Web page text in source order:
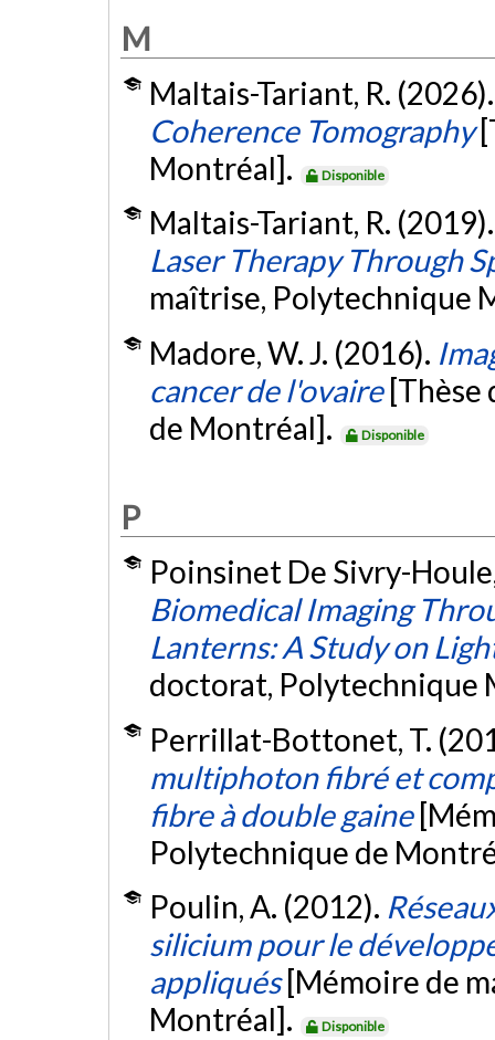
M
Maltais-Tariant, R.
Coherence Tomography
Montréal].
Disponible
Maltais-Tariant, R.
Laser Therapy Through
maîtrise, Polytechnique
Madore, W. J. (2016).
cancer de l'ovaire [Thèse
de Montréal].
Disponible
P
Poinsinet De Sivry-
Biomedical Imaging
Lanterns: A Study on
doctorat, Polytechnique
Perrillat-Bottonet, T.
multiphoton fibré et
fibre à double gaine
Polytechnique de
Poulin, A. (2012).
silicium pour le
appliqués [Mémoire de
Montréal].
Disponible